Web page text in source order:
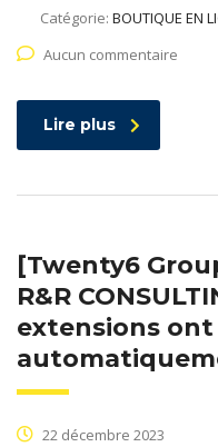
Catégorie: BOUTIQUE EN
Aucun commentaire
Lire plus
[Twenty6
R&R
extensions
22 décembre 2023